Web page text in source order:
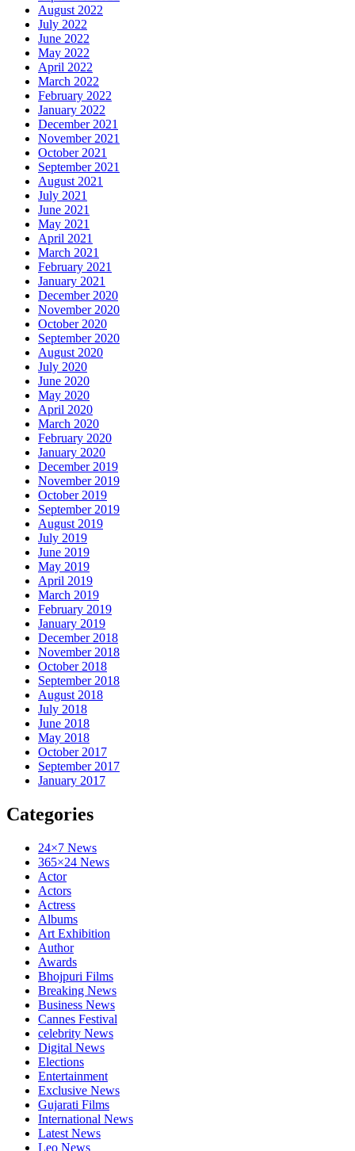
August 2022
July 2022
June 2022
May 2022
April 2022
March 2022
February 2022
January 2022
December 2021
November 2021
October 2021
September 2021
August 2021
July 2021
June 2021
May 2021
April 2021
March 2021
February 2021
January 2021
December 2020
November 2020
October 2020
September 2020
August 2020
July 2020
June 2020
May 2020
April 2020
March 2020
February 2020
January 2020
December 2019
November 2019
October 2019
September 2019
August 2019
July 2019
June 2019
May 2019
April 2019
March 2019
February 2019
January 2019
December 2018
November 2018
October 2018
September 2018
August 2018
July 2018
June 2018
May 2018
October 2017
September 2017
January 2017
Categories
24×7 News
365×24 News
Actor
Actors
Actress
Albums
Art Exhibition
Author
Awards
Bhojpuri Films
Breaking News
Business News
Cannes Festival
celebrity News
Digital News
Elections
Entertainment
Exclusive News
Gujarati Films
International News
Latest News
Leo News